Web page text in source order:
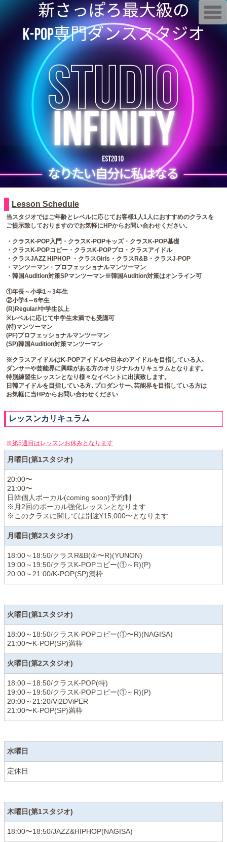
Lesson Schedule
当スタジオではご年齢とレベルに応じてお客様1人1人におすすめのクラスを
ご提示致しておりますのでお気軽にHPからお問い合わせください。
・クラスK-POP入門・クラスK-POPキッズ・クラスK-POP基礎
・クラスK-POPコピー・クラスK-POPプロ・クラスアイドル
・クラスJAZZ HIPHOP ・クラスGirls・クラスR&B・クラスJ-POP
・マンツーマン・プロフェッショナルマンツーマン
・韓国Audition対策SPマンツーマン※韓国Audition対策はオンライン可
①年長～小学1～3年生
②小学4～6年生
(R)Regular/中学生以上
※レベルに応じて中学生未満でも受講可
(特)マンツーマン
(PF)プロフェッショナルマンツーマン
(SP)韓国Audition対策マンツーマン
※クラスアイドルはK-POPアイドルや日本のアイドルを目指している人､
ダンサーや芸能界に興味がある方のオリジナルカリキュラムとなります。
特別練習生レッスンとなり様々なイベントに出演致します。
日韓アイドルを目指している方､プロダンサー､芸能界を目指している方は
お気軽に当HPからお問い合わせください
レッスンカリキュラム
※第5週目はレッスンお休みとなります
月曜日(第1スタジオ)
20:00〜
21:00〜
日韓個人ボーカル(coming soon)予約制
※月2回のボーカル強化レッスンとなります
※このクラスに関しては別途¥15,000〜となります
月曜日(第2スタジオ)
18:00～18:50/クラスR&B(②〜R)(YUNON)
19:00～19:50/クラスK-POPコピー(①～R)(P)
20:00～21:00/K-POP(SP)満枠
火曜日(第1スタジオ)
18:00～18:50/クラスK-POPコピー(①〜R)(NAGISA)
21:00〜K-POP(SP)満枠
火曜日(第2スタジオ)
18:00～18:50/クラスK-POP(特)
19:00～19:50/クラスK-POPコピー(①～R)(P)
20:00～21:20/Vi2DViPER
21:00〜K-POP(SP)満枠
水曜日
定休日
木曜日(第1スタジオ)
18:00〜18:50/JAZZ&HIPHOP(NAGISA)
T
o
g